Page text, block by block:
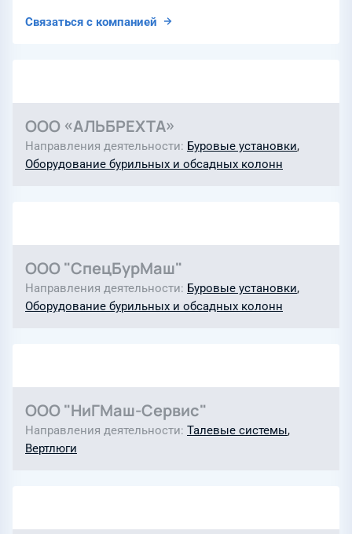
Связаться с компанией
ООО «АЛЬБРЕХТА»
Направления деятельности Буровые установки,
Оборудование бурильных и обсадных колонн
ООО "СпецБурМаш"
Направления деятельности Буровые установки,
Оборудование бурильных и обсадных колонн
ООО "НиГМаш-Сервис"
Направления деятельности Талевые системы,
Вертлюги